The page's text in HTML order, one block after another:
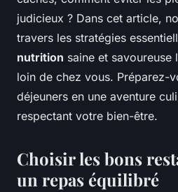
judicieux ? Dans cet article,
travers les stratégies
nutrition saine et savoureuse
loin de chez vous. Préparez-
déjeuners en une aventure
respectant votre bien-être.
Choisir les bons
un repas équilibré